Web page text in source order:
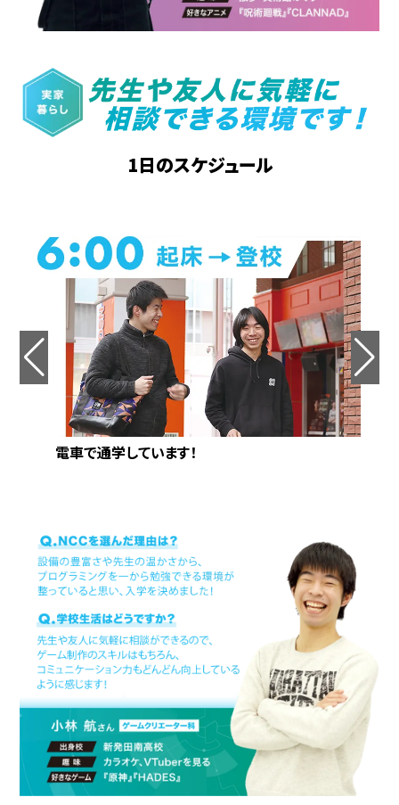
1日のスケジュール
電車で通学しています！